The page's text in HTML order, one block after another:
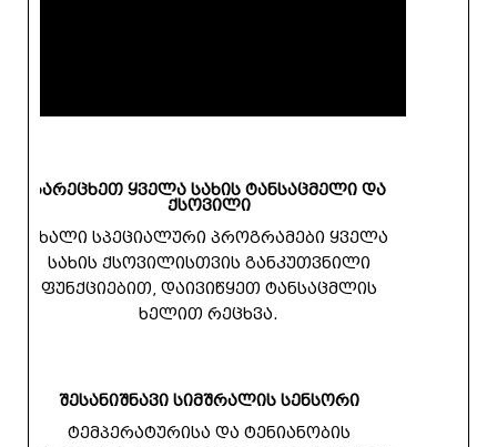
გარეცხეთ ყველა სახის ტანსაცმელი და
ქსოვილი
ახალი სპეციალური პროგრამები ყველა
სახის ქსოვილისთვის განკუთვნილი
ფუნქციებით, დაივიწყეთ ტანსაცმლის
ხელით რეცხვა.
შესანიშნავი სიმშრალის სენსორი
ტემპერატურისა და ტენიანობის